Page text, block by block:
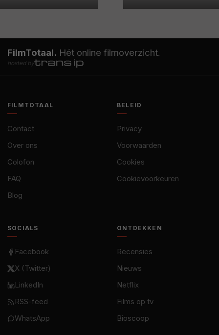
FilmTotaal. Hét online filmoverzicht.
hosted by
FILMTOTAAL
Contact
Over ons
Colofon
FAQ
Blog
BELEID
Privacy
Voorwaarden
Cookies
Cookievoorkeuren
SOCIALS
Facebook
X (Twitter)
LinkedIn
RSS-feed
WhatsApp
ONTDEKKEN
Recensies
Nieuws
Netflix
Films op tv
Bioscoop